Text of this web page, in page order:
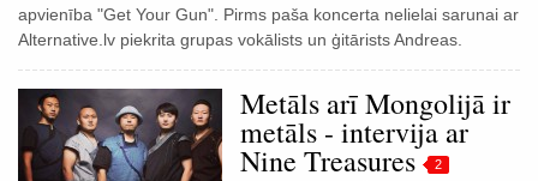
apvienība "Get Your Gun". Pirms paša koncerta nelielai sarunai ar
Alternative.lv piekrita grupas vokālists un ģitārists Andreas.
Metāls arī Mongolijā ir
metāls - intervija ar
Nine Treasures 2